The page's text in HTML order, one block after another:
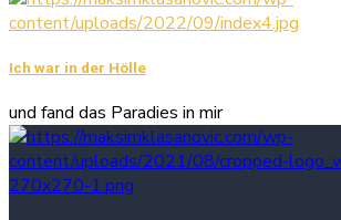
Ich war in der Hölle
und fand das Paradies in mir